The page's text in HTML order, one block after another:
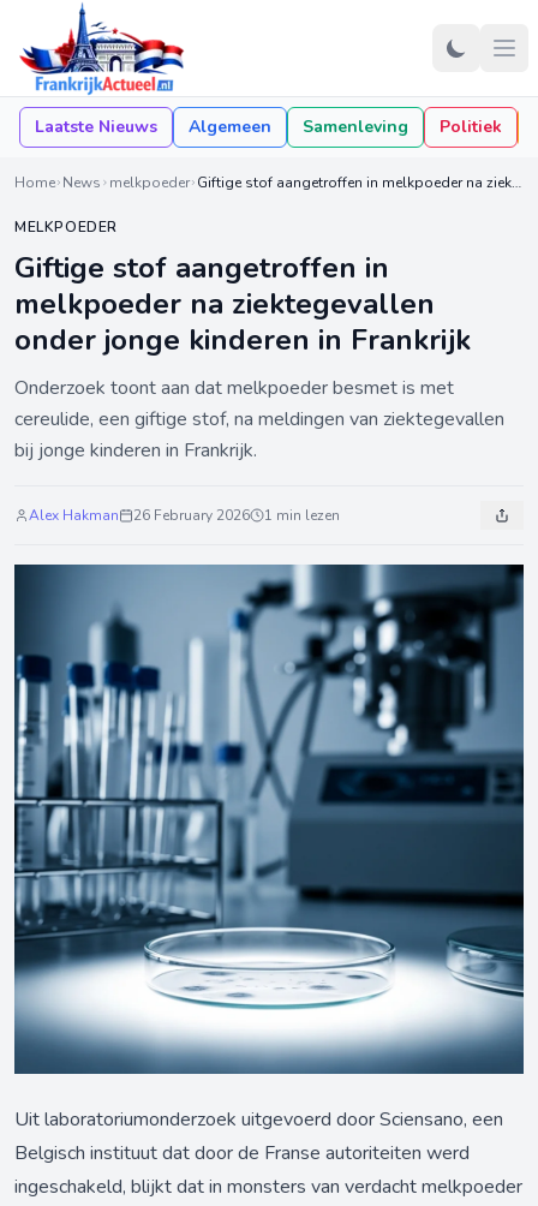
Laatste Nieuws Algemeen Samenleving Politiek
Home News melkpoeder Giftige stof aangetroffen in melkpoeder na ziektegevallen onder jonge kinderen in Frankrijk
MELKPOEDER
Giftige stof aangetroffen in
melkpoeder na ziektegevallen
onder jonge kinderen in Frankrijk
Onderzoek toont aan dat melkpoeder besmet is met
cereulide, een giftige stof, na meldingen van ziektegevallen
bij jonge kinderen in Frankrijk.
Alex Hakman 26 February 2026 1 min lezen
Uit laboratoriumonderzoek uitgevoerd door Sciensano, een
Belgisch instituut dat door de Franse autoriteiten werd
ingeschakeld, blijkt dat in monsters van verdacht melkpoeder